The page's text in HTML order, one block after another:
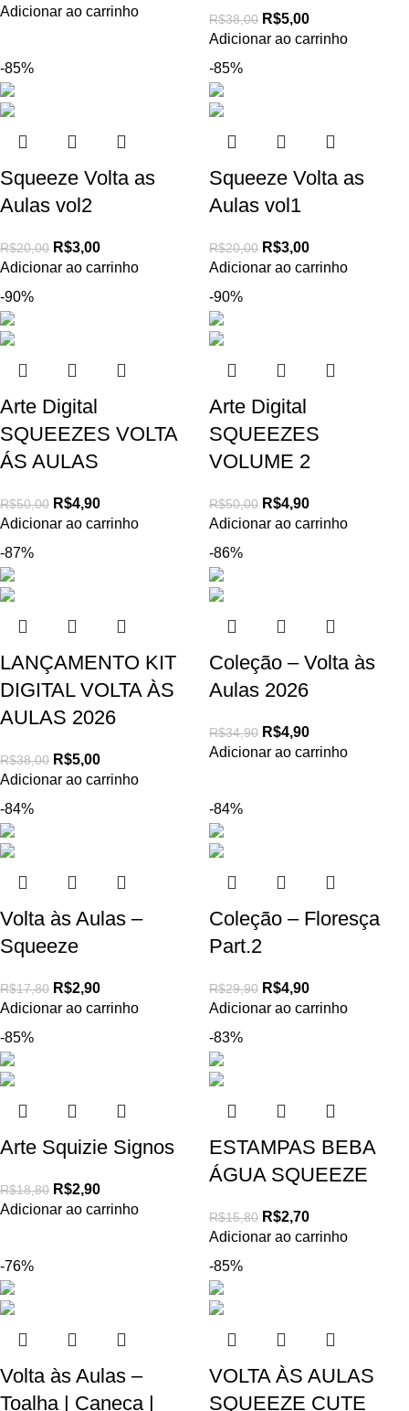
Adicionar ao carrinho
R$38,00 R$5,00
Adicionar ao carrinho
-85%
Squeeze Volta as
Aulas vol2
R$20,00 R$3,00
Adicionar ao carrinho
-85%
Squeeze Volta as
Aulas vol1
R$20,00 R$3,00
Adicionar ao carrinho
-90%
Arte Digital
SQUEEZES VOLTA
ÁS AULAS
R$50,00 R$4,90
Adicionar ao carrinho
-90%
Arte Digital
SQUEEZES
VOLUME 2
R$50,00 R$4,90
Adicionar ao carrinho
-87%
LANÇAMENTO KIT
DIGITAL VOLTA ÀS
AULAS 2026
R$38,00 R$5,00
Adicionar ao carrinho
-86%
Coleção – Volta às
Aulas 2026
R$34,90 R$4,90
Adicionar ao carrinho
-84%
Volta às Aulas –
Squeeze
R$17,80 R$2,90
Adicionar ao carrinho
-84%
Coleção – Floresça
Part.2
R$29,90 R$4,90
Adicionar ao carrinho
-85%
Arte Squizie Signos
R$18,80 R$2,90
Adicionar ao carrinho
-83%
ESTAMPAS BEBA
ÁGUA SQUEEZE
R$15,80 R$2,70
Adicionar ao carrinho
-76%
Volta às Aulas –
Toalha | Caneca |
-85%
VOLTA ÀS AULAS
SQUEEZE CUTE